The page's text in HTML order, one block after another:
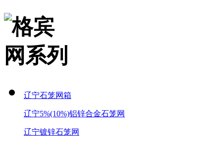
辽宁石笼网箱
辽宁5%(10%)铝锌合金石笼网
辽宁镀锌石笼网